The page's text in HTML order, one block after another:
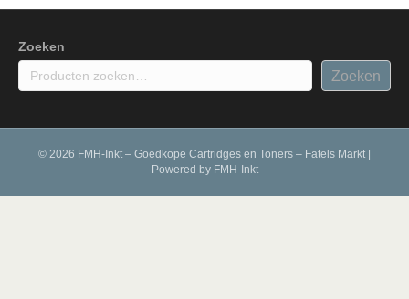
Zoeken
Zoeken
© 2026 FMH-Inkt – Goedkope Cartridges en Toners – Fatels Markt
Powered by FMH-Inkt